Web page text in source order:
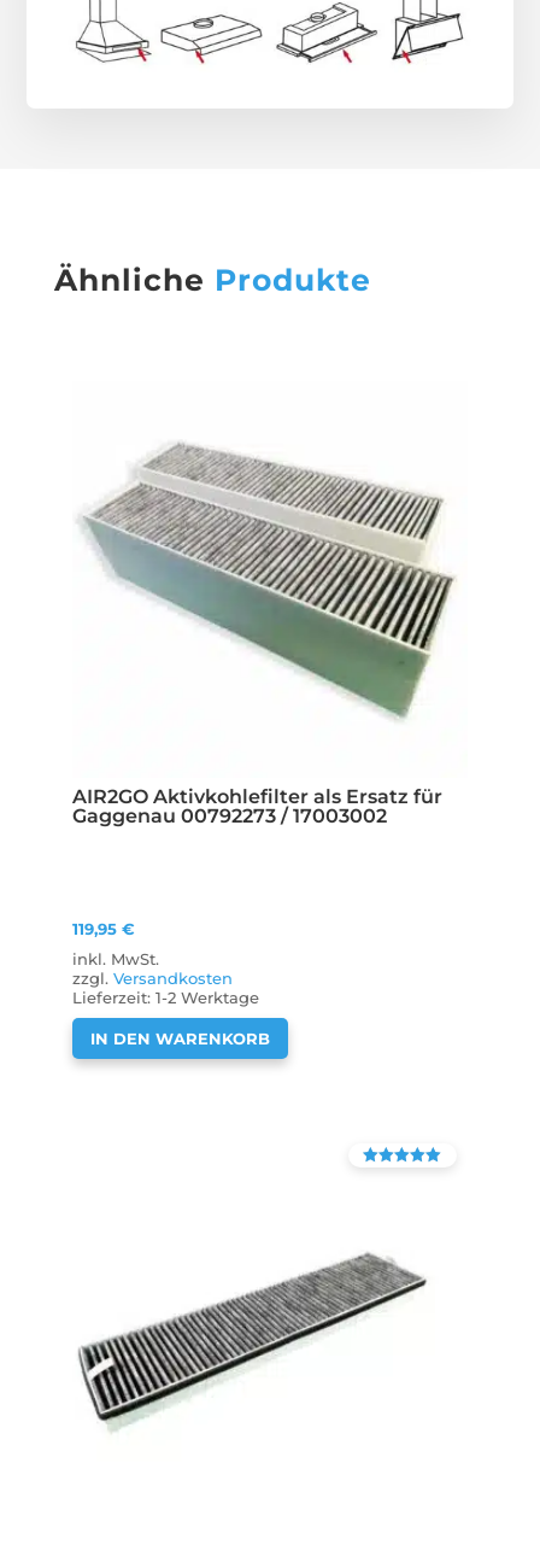
Ähnliche Produkte
AIR2GO Aktivkohlefilter als Ersatz für
Gaggenau 00792273 / 17003002
119,95 €
inkl. MwSt.
zzgl. Versandkosten
Lieferzeit: 1-2 Werktage
IN DEN WARENKORB